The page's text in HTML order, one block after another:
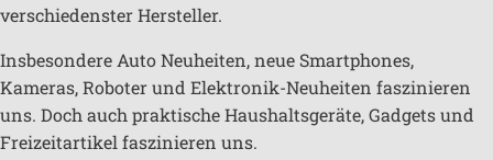
verschiedenster Hersteller.
Insbesondere Auto Neuheiten, neue Smartphones,
Kameras, Roboter und Elektronik-Neuheiten faszinieren
uns. Doch auch praktische Haushaltsgeräte, Gadgets und
Freizeitartikel faszinieren uns.